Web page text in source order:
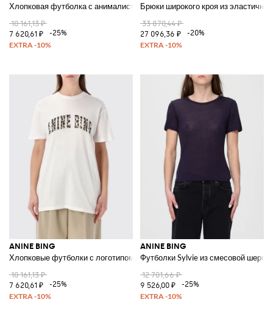
Хлопковая футболка с анималистичным принтом
10 161,13 ₽
7 620,61 ₽
-25%
Брюки широкого кроя из
33 870,44 ₽
27 096,36 ₽
-20%
ANINE BING
Хлопковые футболки с логотипом
10 161,13 ₽
7 620,61 ₽
-25%
ANINE BING
Футболки Sylvie из смесовой шерсти
12 701,66 ₽
9 526,00 ₽
-25%